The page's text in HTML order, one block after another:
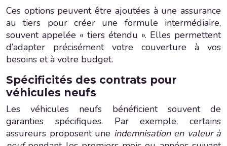
Ces options peuvent être ajoutées à une assurance
au tiers pour créer une formule intermédiaire,
souvent appelée « tiers étendu ». Elles permettent
d’adapter précisément votre couverture à vos
besoins et à votre budget.
Spécificités des contrats pour
véhicules neufs
Les véhicules neufs bénéficient souvent de
garanties spécifiques. Par exemple, certains
assureurs proposent une indemnisation en valeur à